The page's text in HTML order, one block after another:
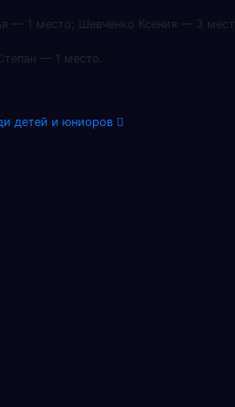
— 1 место; Шевченко Ксения — 3
— 1 место.
детей и юниоров